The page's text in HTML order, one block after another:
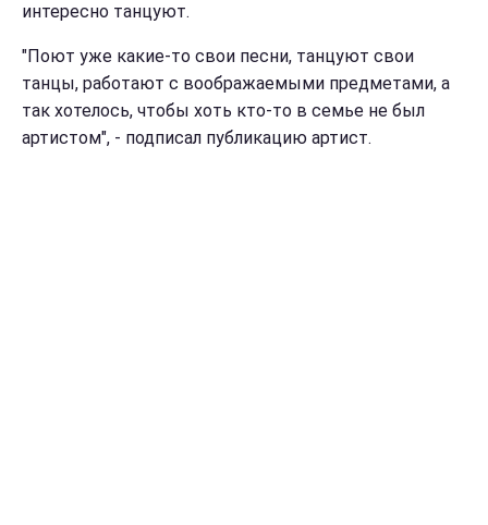
интересно танцуют.
"Поют уже какие-то свои песни, танцуют свои
танцы, работают с воображаемыми предметами, а
так хотелось, чтобы хоть кто-то в семье не был
артистом", - подписал публикацию артист.